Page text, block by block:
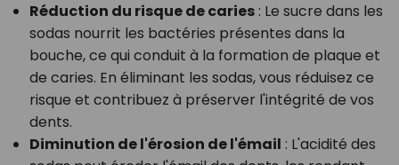
Réduction du risque de caries: Le sucre dans les
sodas nourrit les bactéries présentes dans la
bouche, ce qui conduit à la formation de plaque et
de caries. En éliminant les sodas, vous réduisez ce
risque et contribuez à préserver l'intégrité de vos
dents.
Diminution de l'érosion de l'émail : L'acidité des